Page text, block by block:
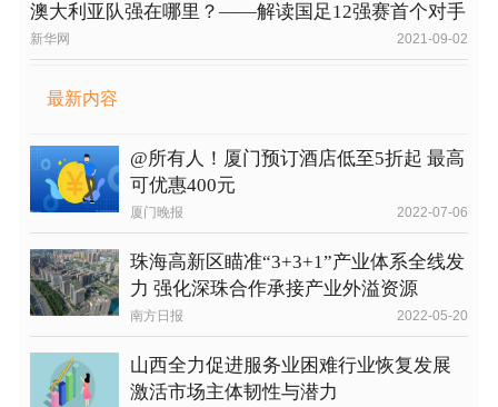
澳大利亚队强在哪里？——解读国足12强赛首个对手
新华网 2021-09-02
最新内容
@所有人！厦门预订酒店低至5折起 最高
可优惠400元
厦门晚报 2022-07-06
珠海高新区瞄准“3+3+1”产业体系全线发
力 强化深珠合作承接产业外溢资源
南方日报 2022-05-20
山西全力促进服务业困难行业恢复发展
激活市场主体韧性与潜力